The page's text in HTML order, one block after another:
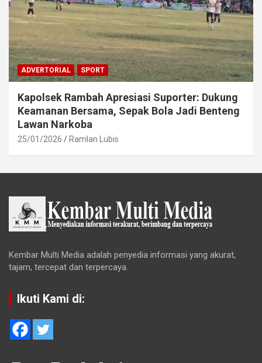
ADVERTORIAL SPORT
Kapolsek Rambah Apresiasi Suporter: Dukung
Keamanan Bersama, Sepak Bola Jadi Benteng
Lawan Narkoba
25/01/2026 Ramlan Lubis
Kembar Multi Media adalah penyedia informasi yang akurat,
tajam, tercepat dan terpercaya.
Ikuti Kami di: